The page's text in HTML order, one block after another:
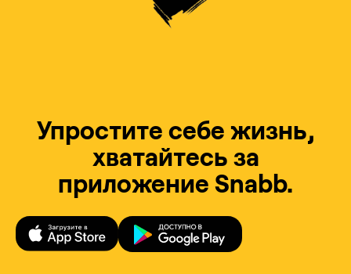
Упростите себе жизнь,
хватайтесь за
приложение Snabb.